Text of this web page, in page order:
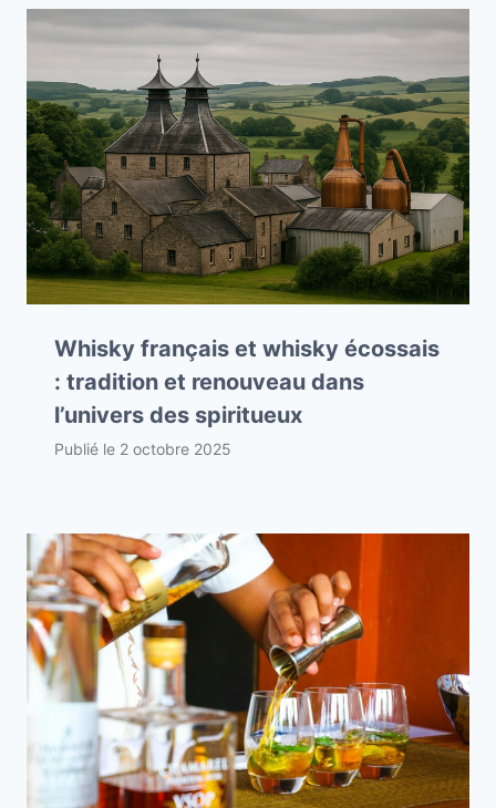
Whisky français et whisky écossais
: tradition et renouveau dans
l’univers des spiritueux
Publié le 2 octobre 2025